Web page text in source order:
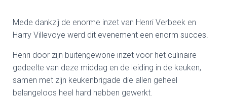
Mede dankzij de enorme inzet van Henri Verbeek en
Harry Villevoye werd dit evenement een enorm succes.
Henri door zijn buitengewone inzet voor het culinaire
gedeelte van deze middag en de leiding in de keuken,
samen met zijn keukenbrigade die allen geheel
belangeloos heel hard hebben gewerkt.